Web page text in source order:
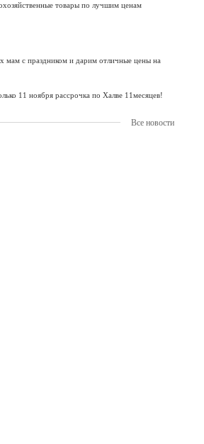
товары по лучшим ценам
мам с праздником и дарим отличные цены на
11 ноября рассрочка по Халве 11месяцев!
Все новости